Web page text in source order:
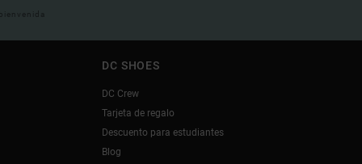
DC SHOES
DC Crew
Tarjeta de regalo
Descuento para estudiantes
Blog